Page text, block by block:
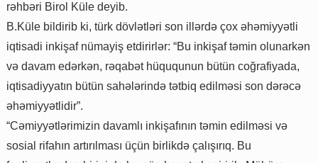
rəhbəri Birol Küle deyib.
B.Küle bildirib ki, türk dövlətləri son illərdə çox əhəmiyyətli
iqtisadi inkişaf nümayiş etdirirlər: “Bu inkişaf təmin olunarkən
və davam edərkən, rəqabət hüququnun bütün coğrafiyada,
iqtisadiyyatın bütün sahələrində tətbiq edilməsi son dərəcə
əhəmiyyətlidir”.
“Cəmiyyətlərimizin davamlı inkişafının təmin edilməsi və
sosial rifahın artırılması üçün birlikdə çalışırıq. Bu